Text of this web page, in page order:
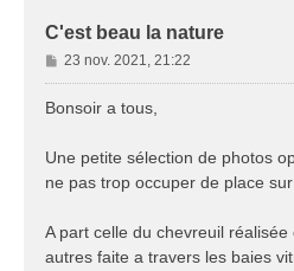
C'est beau la nature
M
e
s
g
e
23 nov. 2021, 21:22
Bonsoir a tous,
Une petite sélection de photos
ne pas trop occuper de place
A part celle du chevreuil
autres faite a travers les baies